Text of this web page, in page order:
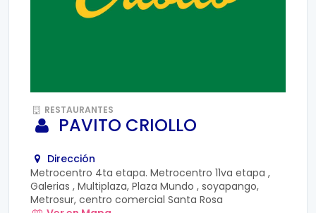
RESTAURANTES
PAVITO CRIOLLO
Dirección
Metrocentro 4ta etapa. Metrocentro 11va etapa ,
Galerias , Multiplaza, Plaza Mundo , soyapango,
Metrosur, centro comercial Santa Rosa